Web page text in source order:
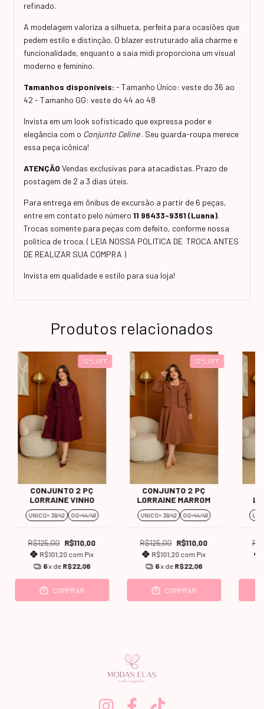
refinado.
A modelagem valoriza a silhueta, perfeita para ocasiões que
pedem estilo e distinção. O blazer estruturado alia charme e
funcionalidade, enquanto a saia midi proporciona um visual
moderno e feminino.
Tamanhos disponíveis: - Tamanho Único: veste do 36 ao
42 - Tamanho GG: veste do 44 ao 48
Invista em um look sofisticado que expressa poder e
elegância com o Conjunto Celine. Seu guarda-roupa merece
essa peça icônica!
ATENÇÃO Vendas exclusivas para atacadistas. Prazo de
postagem de 2 a 3 dias úteis.
Para entrega em ônibus de excursão a partir de 6 peças,
entre em contato pelo número 11 96433-9361 (Luana).
Trocas somente para peças com defeito, conforme nossa
política de troca. ( LEIA NOSSA POLITICA DE TROCA ANTES
DE REALIZAR SUA COMPRA )
Invista em qualidade e estilo para sua loja!
Produtos relacionados
12% OFF
CONJUNTO 2 PÇ
LORRAINE VINHO
UNICO= 38/42 GG=44/48
R$125,00 R$110,00
R$101,20 com Pix
6x de R$22,06
COMPRAR
12% OFF
CONJUNTO 2 PÇ
LORRAINE MARROM
UNICO= 38/42 GG=44/48
R$125,00 R$110,00
R$101,20 com Pix
6x de R$22,06
COMPRAR